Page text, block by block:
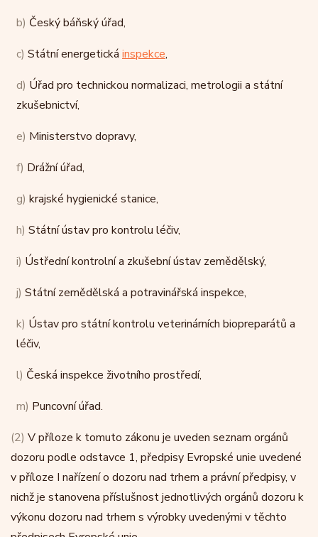
b) Český báňský úřad,
c) Státní energetická inspekce,
d) Úřad pro technickou normalizaci, metrologii a státní
zkušebnictví,
e) Ministerstvo dopravy,
f) Drážní úřad,
g) krajské hygienické stanice,
h) Státní ústav pro kontrolu léčiv,
i) Ústřední kontrolní a zkušební ústav zemědělský,
j) Státní zemědělská a potravinářská inspekce,
k) Ústav pro státní kontrolu veterinárních biopreparátů a
léčiv,
l) Česká inspekce životního prostředí,
m) Puncovní úřad.
(2) V příloze k tomuto zákonu je uveden seznam orgánů
dozoru podle odstavce 1, předpisy Evropské unie uvedené
v příloze I nařízení o dozoru nad trhem a právní předpisy, v
nichž je stanovena příslušnost jednotlivých orgánů dozoru k
výkonu dozoru nad trhem s výrobky uvedenými v těchto